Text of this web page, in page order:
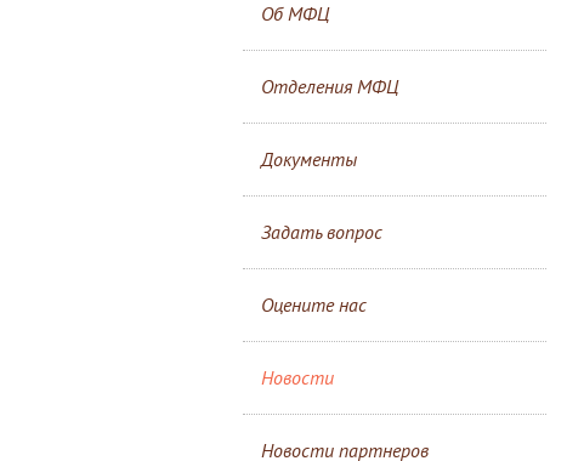
Об МФЦ
Отделения МФЦ
Документы
Задать вопрос
Оцените нас
Новости
Новости партнеров